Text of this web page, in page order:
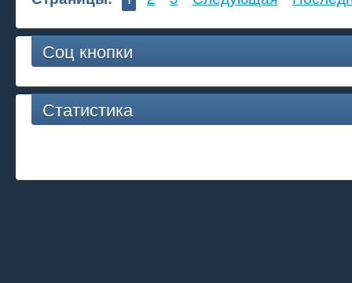
Соц кнопки
Статистика